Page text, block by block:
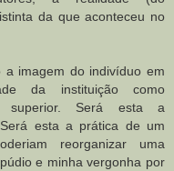
da que aconteceu no
imagem do indivíduo em
da instituição como
superior. Será esta a
esta a prática de um
reorganizar uma
e minha vergonha por